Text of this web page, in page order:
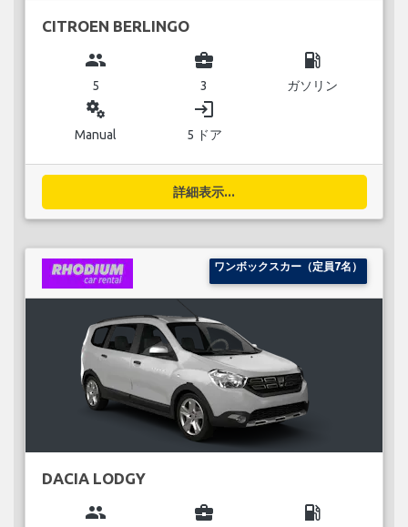
CITROEN BERLINGO
group
5
business_center
3
local_gas_station
ガソリン
miscellaneous_services
Manual
login
5 ドア
詳細表示...
ワンボックスカー（定員7名）
DACIA LODGY
group business_center local_gas_station